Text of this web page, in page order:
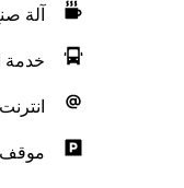
آلة
خدمة
انترنت